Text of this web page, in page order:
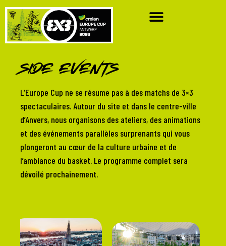
Side Events
L’Europe Cup ne se résume pas à des matchs de 3×3
spectaculaires. Autour du site et dans le centre-ville
d’Anvers, nous organisons des ateliers, des animations
et des événements parallèles surprenants qui vous
plongeront au cœur de la culture urbaine et de
l’ambiance du basket. Le programme complet sera
dévoilé prochainement.